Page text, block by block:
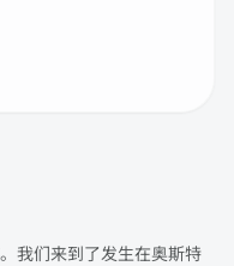
我们来到了发生在奥斯特